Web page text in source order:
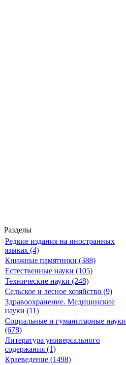
Разделы
Редкие издания на иностранных
языках (4)
Книжные памятники (388)
Естественные науки (105)
Технические науки (248)
Сельское и лесное хозяйство (9)
Здравоохранение. Медицинские
науки (11)
Социальные и гуманитарные науки
(678)
Литература универсального
содержания (1)
Краеведение (1498)